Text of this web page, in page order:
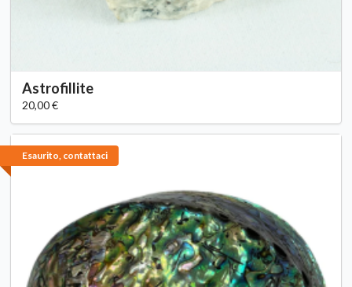
Astrofillite
20,00 €
Esaurito, contattaci